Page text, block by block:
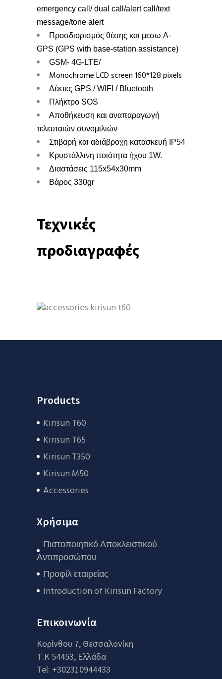
emergency call/ dual call/alert call/text
message/tone alert
Προσδιορισμός θέσης και μεσω A-
GPS (GPS with base-station assistance)
GSM- 4G-LTE/
Monochrome LCD screen 160*128 pixels
Δέκτες GPS / WIFI / Bluetooth
Πλήκτρο SOS
Αποθήκευση και αναπαραγωγή
τελευταιών συνομιλιών
Στιβαρή και αδιάβροχη κατασκευή IP54
Κρυστάλλινη ποιότητα ήχου 1W.
Διαστάσεις 115x54x30mm
Βάρος 330gr
Τεχνικές
προδιαγραφές
Products
Kirisun T60
Kirisun T65
Kirisun T350
Kirisun M50
Accessories
Χρήσιμα
Πιστοποιητικό Αποκλειστικού
Αντιπροσώπου
Προφίλ εταιρείας
Introduction of Kirisun Factory
Επικοινωνία
Κορίνθου 7, Θεσσαλονίκη
Τ.Κ 54453, Ελλάδα
Tel: +302310944433